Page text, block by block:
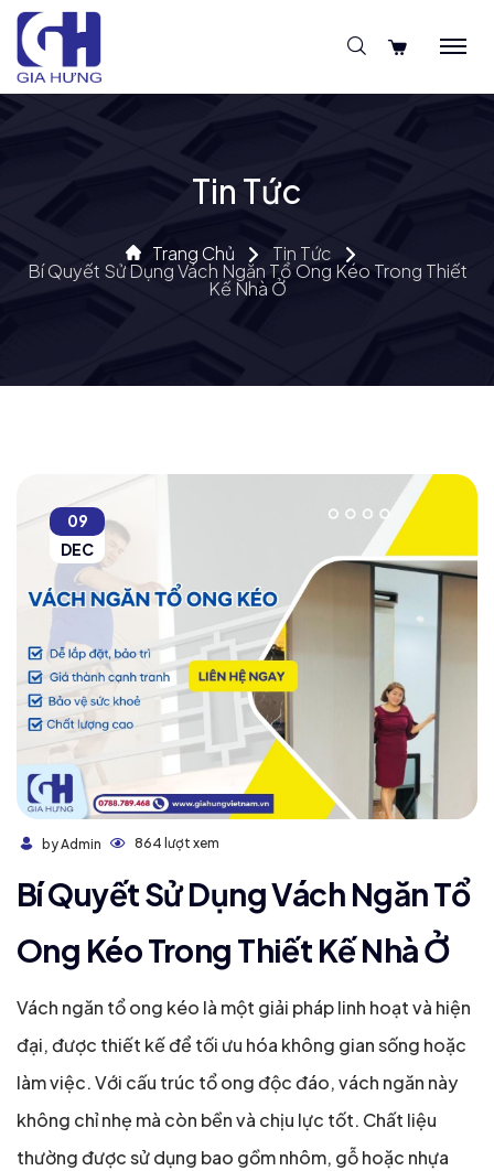
Tin Tức
Trang Chủ Tin Tức
Bí Quyết Sử Dụng Vách Ngăn Tổ Ong Kéo Trong Thiết
Kế Nhà Ở
09
DEC
by Admin 864 lượt xem
Bí Quyết Sử Dụng Vách Ngăn Tổ
Ong Kéo Trong Thiết Kế Nhà Ở
Vách ngăn tổ ong kéo là một giải pháp linh hoạt và hiện
đại, được thiết kế để tối ưu hóa không gian sống hoặc
làm việc. Với cấu trúc tổ ong độc đáo, vách ngăn này
không chỉ nhẹ mà còn bền và chịu lực tốt. Chất liệu
thường được sử dụng bao gồm nhôm, gỗ hoặc nhựa